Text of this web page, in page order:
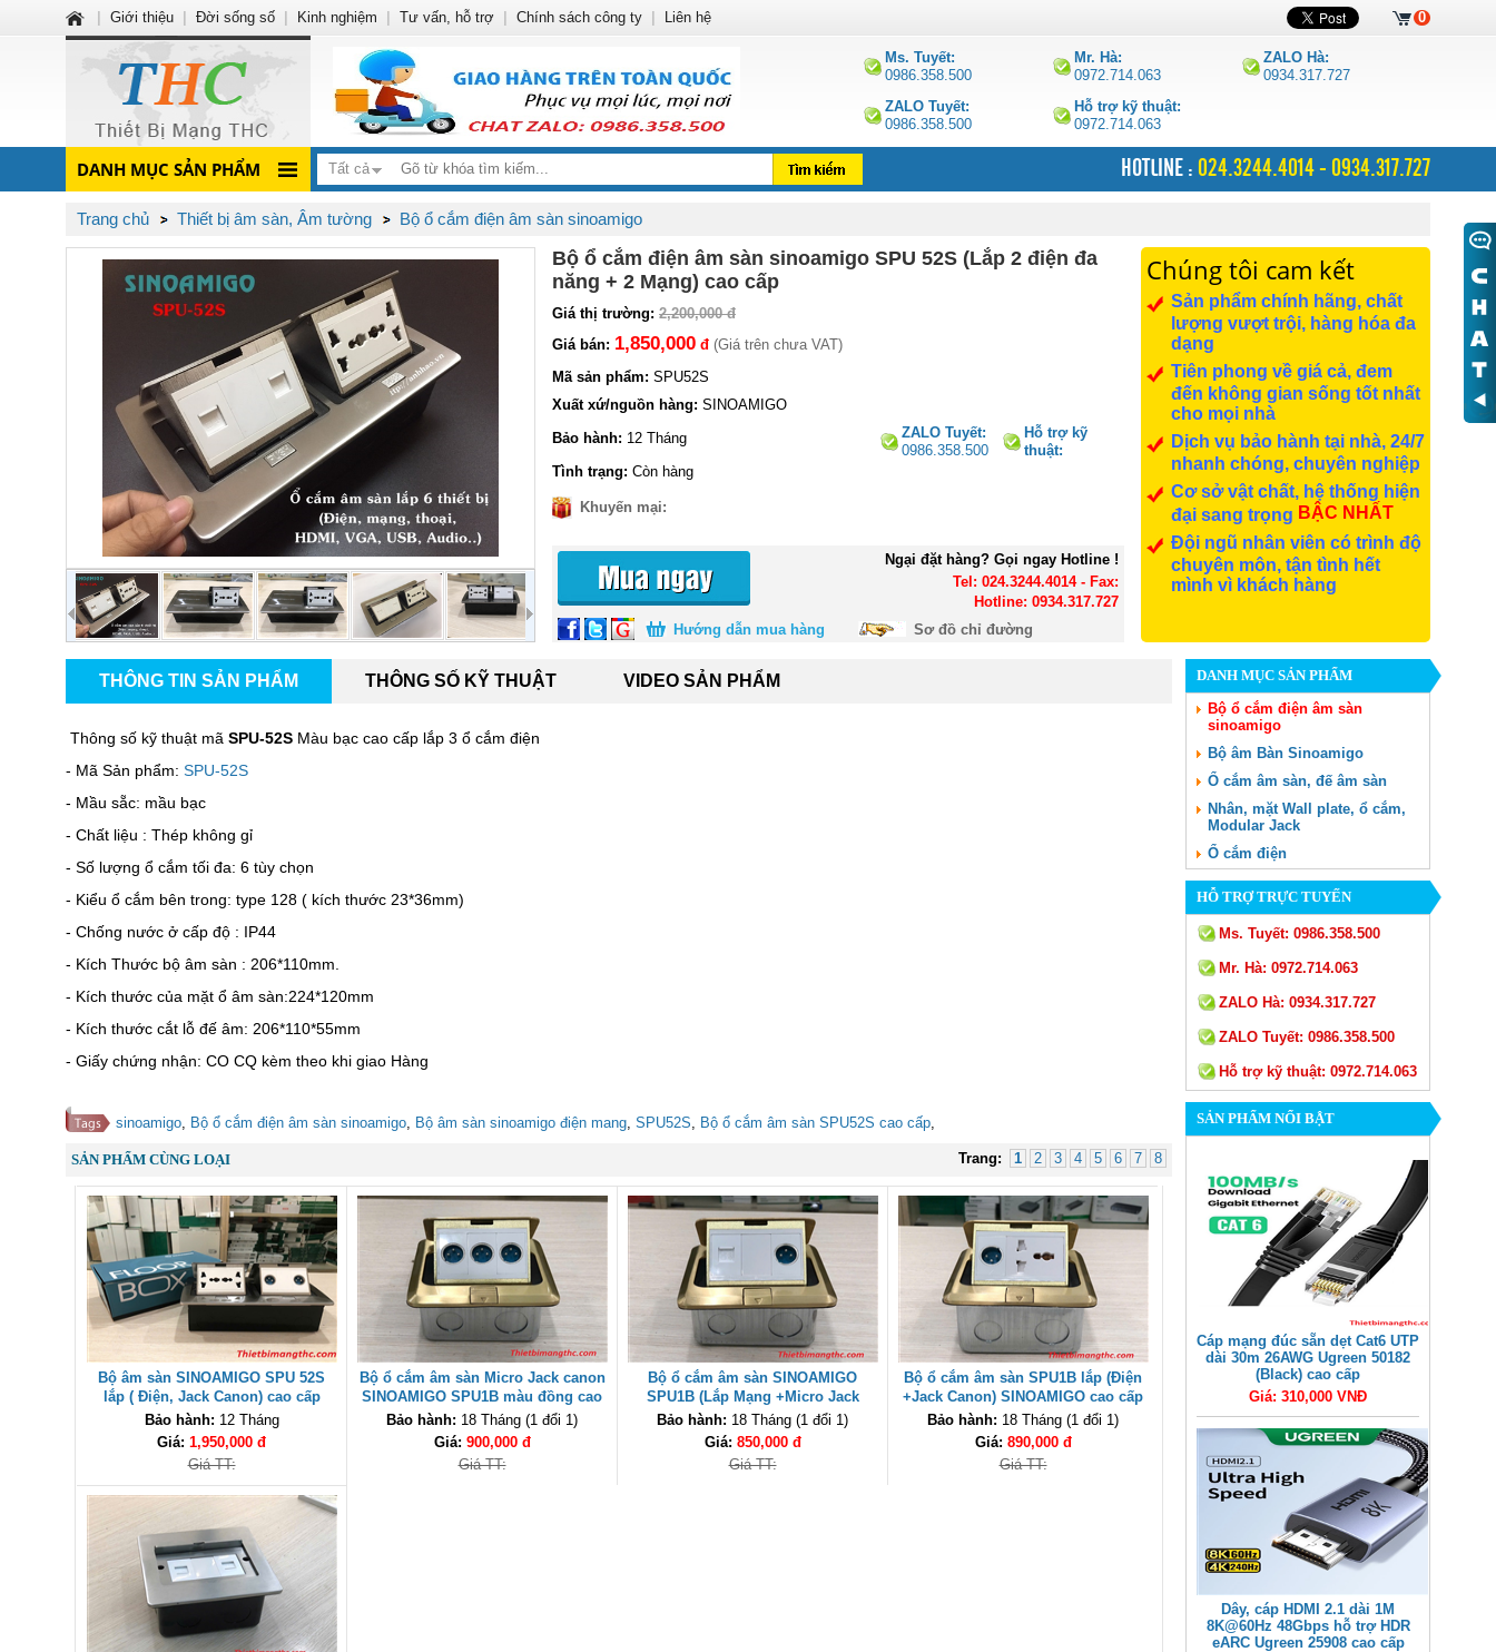
Ms. Tuyết:
0986.358.500
Mr. Hà:
0972.714.063
ZALO Hà:
0934.317.727
ZALO Tuyết:
0986.358.500
Hỗ trợ kỹ thuật:
0972.714.063
DANH MỤC SẢN PHẨM Tất cả HOTLINE : 024.3244.4014 - 0934.317.727
Trang chủ Thiết bị âm sàn, Âm tường Bộ ổ cắm điện âm sàn sinoamigo
Bộ ổ cắm điện âm sàn sinoamigo SPU 52S (Lắp 2 điện đa
năng + 2 Mạng) cao cấp
Giá thị trường: 2,200,000 đ
Giá bán: 1,850,000 đ (Giá trên chưa VAT)
Mã sản phẩm: SPU52S
Xuất xứ/nguồn hàng: SINOAMIGO
ZALO Tuyết:
0986.358.500
Hỗ trợ kỹ
thuật:
Bảo hành: 12 Tháng
Tình trạng: Còn hàng
Khuyến mại:
Ngại đặt hàng? Gọi ngay Hotline !
Tel: 024.3244.4014 - Fax:
Hotline: 0934.317.727
Hướng dẫn mua hàng
Sơ đồ chỉ đường
Chúng tôi cam kết
Sản phẩm chính hãng, chất
lượng vượt trội, hàng hóa đa
dạng
Tiên phong về giá cả, đem
đến không gian sống tốt nhất
cho mọi nhà
Dịch vụ bảo hành tại nhà, 24/7
nhanh chóng, chuyên nghiệp
Cơ sở vật chất, hệ thống hiện
đại sang trọng BẬC NHẤT
Đội ngũ nhân viên có trình độ
chuyên môn, tận tình hết
mình vì khách hàng
THÔNG TIN SẢN PHẨM THÔNG SỐ KỸ THUẬT VIDEO SẢN PHẨM
Thông số kỹ thuật mã SPU-52S Màu bạc cao cấp lắp 3 ổ cắm điện
- Mã Sản phẩm: SPU-52S
- Mầu sẵc: mầu bạc
- Chất liệu : Thép không gỉ
- Số lượng ổ cắm tối đa: 6 tùy chọn
- Kiểu ổ cắm bên trong: type 128 ( kích thước 23*36mm)
- Chống nước ở cấp độ : IP44
- Kích Thước bộ âm sàn : 206*110mm.
- Kích thước của mặt ổ âm sàn:224*120mm
- Kích thước cắt lỗ đế âm: 206*110*55mm
- Giấy chứng nhận: CO CQ kèm theo khi giao Hàng
sinoamigo, Bộ ổ cắm điện âm sàn sinoamigo, Bộ âm sàn sinoamigo điện mang, SPU52S, Bộ ổ cắm âm sàn SPU52S cao cấp,
Trang: 1 2 3 4 5 6 7 8
SẢN PHẨM CÙNG LOẠI
Bộ âm sàn SINOAMIGO SPU 52S
lắp ( Điện, Jack Canon) cao cấp
Bảo hành: 12 Tháng
Giá: 1,950,000 đ
Giá TT:
Bộ ổ cắm âm sàn Micro Jack canon
SINOAMIGO SPU1B màu đồng cao
cấp
Bảo hành: 18 Tháng (1 đổi 1)
Giá: 900,000 đ
Giá TT:
Bộ ổ cắm âm sàn SINOAMIGO
SPU1B (Lắp Mạng +Micro Jack
Canon) cao cấp
Bảo hành: 18 Tháng (1 đổi 1)
Giá: 850,000 đ
Giá TT:
Bộ ổ cắm âm sàn SPU1B lắp (Điện
+Jack Canon) SINOAMIGO cao cấp
Bảo hành: 18 Tháng (1 đổi 1)
Giá: 890,000 đ
Giá TT:
DANH MỤC SẢN PHẨM
Bộ ổ cắm điện âm sàn
sinoamigo
Bộ âm Bàn Sinoamigo
Ổ cắm âm sàn, đế âm sàn
Nhân, mặt Wall plate, ổ cắm,
Modular Jack
Ổ cắm điện
HỖ TRỢ TRỰC TUYẾN
Ms. Tuyết: 0986.358.500
Mr. Hà: 0972.714.063
ZALO Hà: 0934.317.727
ZALO Tuyết: 0986.358.500
Hỗ trợ kỹ thuật: 0972.714.063
SẢN PHẨM NỔI BẬT
Cáp mạng đúc sẵn dẹt Cat6 UTP
dài 30m 26AWG Ugreen 50182
(Black) cao cấp
Giá: 310,000 VNĐ
Dây, cáp HDMI 2.1 dài 1M
8K@60Hz 48Gbps hỗ trợ HDR
eARC Ugreen 25908 cao cấp
0
Giới thiệu Đời sống số Kinh nghiệm Tư vấn, hỗ trợ Chính sách công ty Liên hệ